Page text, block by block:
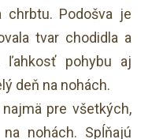
Podošva je
tvar chodidla a
ľahkosť pohybu aj
deň na nohách.
pre všetkých,
nohách. Spĺňajú